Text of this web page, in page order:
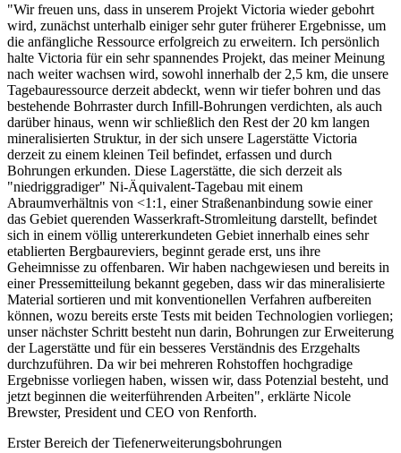
"Wir freuen uns, dass in unserem Projekt Victoria wieder gebohrt
wird, zunächst unterhalb einiger sehr guter früherer Ergebnisse, um
die anfängliche Ressource erfolgreich zu erweitern. Ich persönlich
halte Victoria für ein sehr spannendes Projekt, das meiner Meinung
nach weiter wachsen wird, sowohl innerhalb der 2,5 km, die unsere
Tagebauressource derzeit abdeckt, wenn wir tiefer bohren und das
bestehende Bohrraster durch Infill-Bohrungen verdichten, als auch
darüber hinaus, wenn wir schließlich den Rest der 20 km langen
mineralisierten Struktur, in der sich unsere Lagerstätte Victoria
derzeit zu einem kleinen Teil befindet, erfassen und durch
Bohrungen erkunden. Diese Lagerstätte, die sich derzeit als
"niedriggradiger" Ni-Äquivalent-Tagebau mit einem
Abraumverhältnis von <1:1, einer Straßenanbindung sowie einer
das Gebiet querenden Wasserkraft-Stromleitung darstellt, befindet
sich in einem völlig untererkundeten Gebiet innerhalb eines sehr
etablierten Bergbaureviers, beginnt gerade erst, uns ihre
Geheimnisse zu offenbaren. Wir haben nachgewiesen und bereits in
einer Pressemitteilung bekannt gegeben, dass wir das mineralisierte
Material sortieren und mit konventionellen Verfahren aufbereiten
können, wozu bereits erste Tests mit beiden Technologien vorliegen;
unser nächster Schritt besteht nun darin, Bohrungen zur Erweiterung
der Lagerstätte und für ein besseres Verständnis des Erzgehalts
durchzuführen. Da wir bei mehreren Rohstoffen hochgradige
Ergebnisse vorliegen haben, wissen wir, dass Potenzial besteht, und
jetzt beginnen die weiterführenden Arbeiten", erklärte Nicole
Brewster, President und CEO von Renforth.
Erster Bereich der Tiefenerweiterungsbohrungen